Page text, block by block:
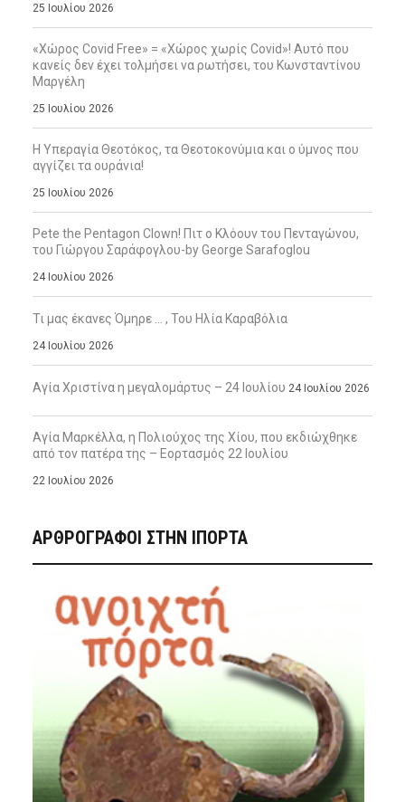
25 Ιουλίου 2026
«Χώρος Covid Free» = «Χώρος χωρίς Covid»! Αυτό που
κανείς δεν έχει τολμήσει να ρωτήσει, του Κωνσταντίνου
Μαργέλη
25 Ιουλίου 2026
Η Υπεραγία Θεοτόκος, τα Θεοτοκονύμια και ο ύμνος που
αγγίζει τα ουράνια!
25 Ιουλίου 2026
Pete the Pentagon Clown! Πιτ ο Κλόουν του Πενταγώνου,
του Γιώργου Σαράφογλου-by George Sarafoglou
24 Ιουλίου 2026
Τι μας έκανες Όμηρε … , Του Ηλία Καραβόλια
24 Ιουλίου 2026
Αγία Χριστίνα η μεγαλομάρτυς – 24 Ιουλίου 24 Ιουλίου 2026
Αγία Μαρκέλλα, η Πολιούχος της Χίου, που εκδιώχθηκε
από τον πατέρα της – Εορτασμός 22 Ιουλίου
22 Ιουλίου 2026
ΑΡΘΡΟΓΡΑΦΟΙ ΣΤΗΝ IΠΟΡΤΑ